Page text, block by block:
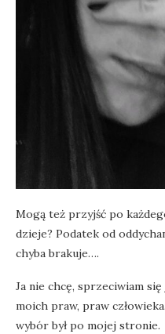
Mogą też przyjść po
dzieje? Podatek od
chyba brakuje….
Ja nie chcę, sprzeciwiam
moich praw, praw
wybór był po mojej stronie.